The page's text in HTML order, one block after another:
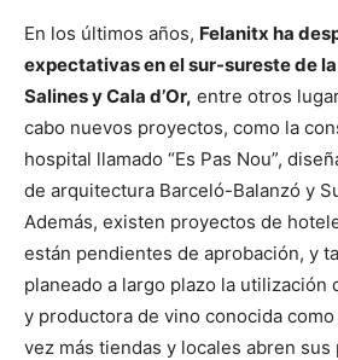
En los últimos años, Felanitx ha
expectativas en el sur-sureste de
Salines y Cala d’Or, entre otros
cabo nuevos proyectos, como la
hospital llamado “Es Pas Nou”,
de arquitectura Barceló-Balanzó y
Además, existen proyectos de
están pendientes de aprobación, y
planeado a largo plazo la utilización
y productora de vino conocida como
vez más tiendas y locales abren